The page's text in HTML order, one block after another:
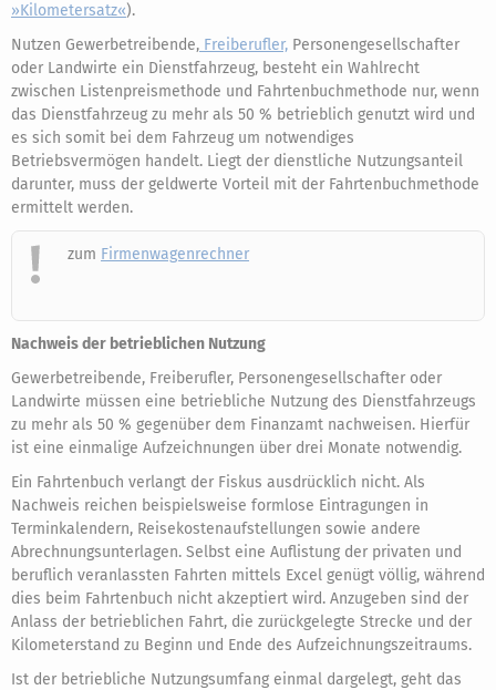
»Kilometersatz«).
Nutzen Gewerbetreibende, Freiberufler, Personengesellschafter
oder Landwirte ein Dienstfahrzeug, besteht ein Wahlrecht
zwischen Listenpreismethode und Fahrtenbuchmethode nur, wenn
das Dienstfahrzeug zu mehr als 50 % betrieblich genutzt wird und
es sich somit bei dem Fahrzeug um notwendiges
Betriebsvermögen handelt. Liegt der dienstliche Nutzungsanteil
darunter, muss der geldwerte Vorteil mit der Fahrtenbuchmethode
ermittelt werden.
zum Firmenwagenrechner
Nachweis der betrieblichen Nutzung
Gewerbetreibende, Freiberufler, Personengesellschafter oder
Landwirte müssen eine betriebliche Nutzung des Dienstfahrzeugs
zu mehr als 50 % gegenüber dem Finanzamt nachweisen. Hierfür
ist eine einmalige Aufzeichnungen über drei Monate notwendig.
Ein Fahrtenbuch verlangt der Fiskus ausdrücklich nicht. Als
Nachweis reichen beispielsweise formlose Eintragungen in
Terminkalendern, Reisekostenaufstellungen sowie andere
Abrechnungsunterlagen. Selbst eine Auflistung der privaten und
beruflich veranlassten Fahrten mittels Excel genügt völlig, während
dies beim Fahrtenbuch nicht akzeptiert wird. Anzugeben sind der
Anlass der betrieblichen Fahrt, die zurückgelegte Strecke und der
Kilometerstand zu Beginn und Ende des Aufzeichnungszeitraums.
Ist der betriebliche Nutzungsumfang einmal dargelegt, geht das